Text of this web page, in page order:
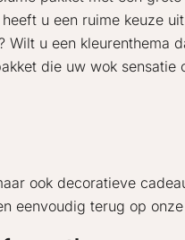
u een ruime keuze
u een
die uw wok sensatie
ook decoratieve
eenvoudig terug op